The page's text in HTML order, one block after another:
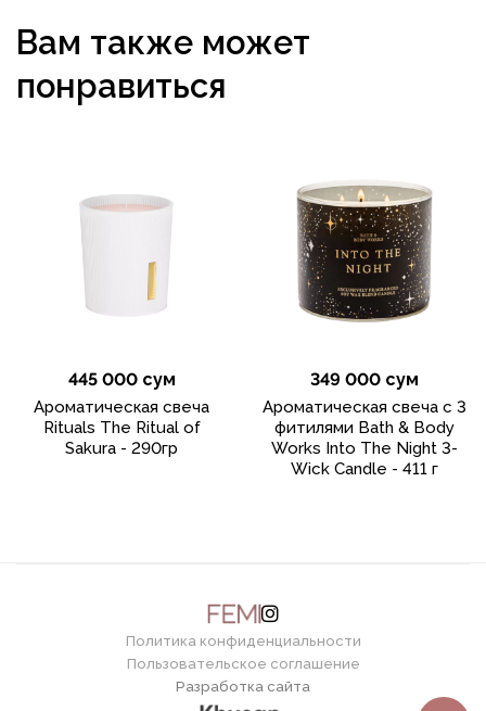
Вам также может
понравиться
445 000 сум
Ароматическая свеча
Rituals The Ritual of
Sakura - 290гр
349 000 сум
Ароматическая свеча с 3
фитилями Bath & Body
Works Into The Night 3-
Wick Candle - 411 г
Политика конфиденциальности
Пользовательское соглашение
Разработка сайта